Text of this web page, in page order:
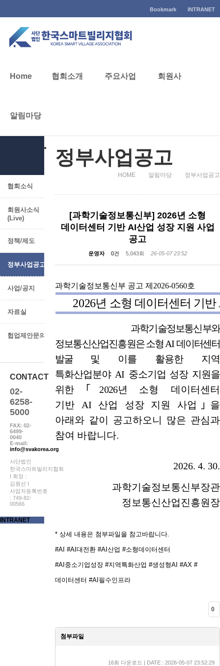
Bookmark INTRANET
Home 협회소개 주요사업 회원사
알림마당
정부사업공고
HOME 알림마당 정부사업공고
[과학기술정보통신부] 2026년 소형
데이터센터 기반 AI산업 성장 지원 사업
공고
운영자 0건 5,043회 26-05-07 23:52
과학기술정보통신부 공고 제2026-0560호
2026년 소형 데이터센터 기반
과학기술정보통신부와
정보통신산업진흥원은 소형 AI 데이터센터
발굴 및 이를 활용한 지역
특화산업분야 AI 중소기업 성장 지원을
위한 ｢ 2026년 소형 데이터센터
기반
AI 산업 성장 지원 사업｣을
아래와 같이 공고하오니 많은 관심과
참여 바랍니다.
2026. 4. 30.
과학기술정보통신부장관
정보통신산업진흥원장
* 상세 내용은 첨부파일을 참고바랍니다.
#AI #AI대전환 #AI산업 #소형데이터센터
#AI중소기업성장 #지역특화산업 #생성형AI #AX #
데이터센터 #AI필수인프라
0
첨부파일
16회 다운로드 | DATE : 2026-05-07 23:52:29
알림마당
협회소식
회원사소식
(Live)
정책/제도
정부사업공고
사업/공지
자료실
헙업제안문의
CONTACT
02-
6258-
5000
FAX: 02-
6499-
0040
E-mail:
info@svakorea.org
사단법인
한국스마트빌리지협회
I 회장 :
김원선 I
사업자등록번호
: 749-82-
00566
INTRANET